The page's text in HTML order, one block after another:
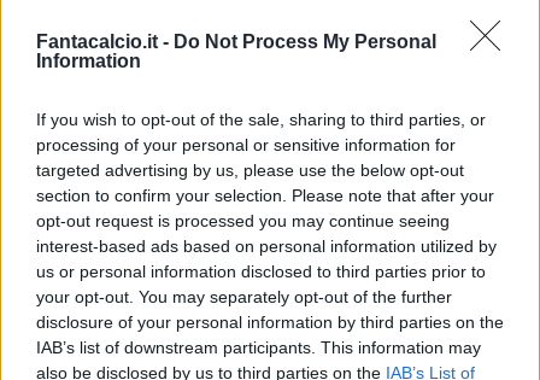
Fantacalcio.it - Do Not Process My Personal
Information
If you wish to opt-out of the sale, sharing to third parties, or
processing of your personal or sensitive information for
targeted advertising by us, please use the below opt-out
section to confirm your selection. Please note that after your
opt-out request is processed you may continue seeing
interest-based ads based on personal information utilized by
us or personal information disclosed to third parties prior to
your opt-out. You may separately opt-out of the further
disclosure of your personal information by third parties on the
IAB’s list of downstream participants. This information may
also be disclosed by us to third parties on the IAB’s List of
Classic Mantra
Riepilogo stagione
Titolare 0 - 0%